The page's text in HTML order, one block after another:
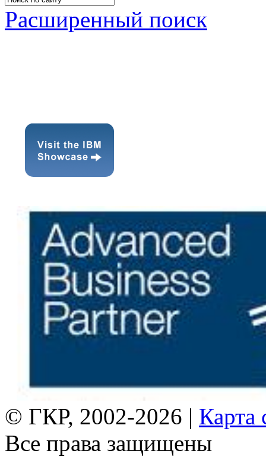
Расширенный поиск
© ГКР, 2002-2026 | Карта
Все права защищены